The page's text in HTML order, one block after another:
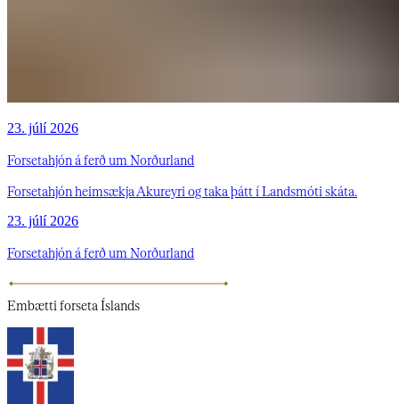
23. júlí 2026
Forsetahjón á ferð um Norðurland
Forsetahjón heimsækja Akureyri og taka þátt í Landsmóti skáta.
23. júlí 2026
Forsetahjón á ferð um Norðurland
Embætti forseta Íslands